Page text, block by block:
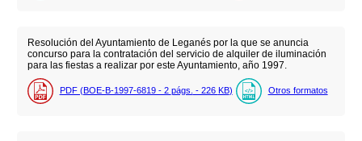
Resolución del Ayuntamiento de Leganés por la que se anuncia
concurso para la contratación del servicio de alquiler de iluminación
para las fiestas a realizar por este Ayuntamiento, año 1997.
PDF (BOE-B-1997-6819 - 2 págs. - 226 KB) Otros formatos